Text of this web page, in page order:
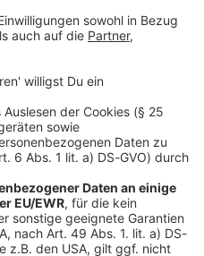
die Punkrock-
auf die größten
sind zweifellos eine
aus Deutschland - zu
wir die Geschichte
Fakten zum